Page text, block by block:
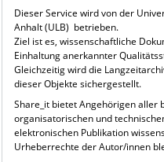
Dieser Service wird von der
Anhalt (ULB) betrieben.
Ziel ist es, wissenschaftliche
Einhaltung anerkannter
Gleichzeitig wird die
dieser Objekte sichergestellt.
Share_it bietet Angehörigen aller
organisatorischen und
elektronischen Publikation
Urheberrechte der Autor/innen